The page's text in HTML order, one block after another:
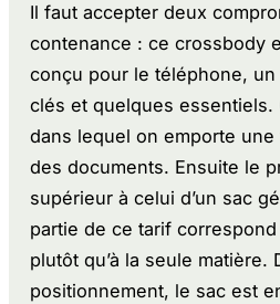
Il faut accepter deux
contenance : ce crossbody
conçu pour le téléphone,
clés et quelques essentiels.
dans lequel on emporte
des documents. Ensuite le
supérieur à celui d’un sac
partie de ce tarif
plutôt qu’à la seule matière.
positionnement, le sac est